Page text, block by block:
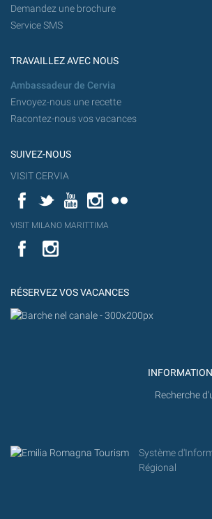
Demandez une brochure
Service SMS
TRAVAILLEZ AVEC NOUS
Ambassadeur de Cervia
Envoyez-nous une recette
Racontez-nous vos vacances
SUIVEZ-NOUS
VISIT CERVIA
FacebookTwitterYouTubeInstagram
YouT
VISIT MILANO MARITTIMA
Flick
VISIT
MILANO
YouTube
RÉSERVEZ VOS VACANCES
Recherche
Système
Régional